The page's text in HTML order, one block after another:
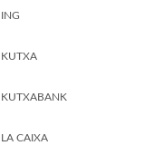
ING
KUTXA
KUTXABANK
LA CAIXA